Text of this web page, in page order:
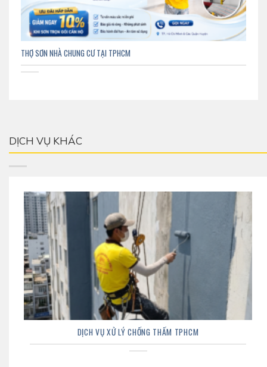
THỢ SƠN NHÀ CHUNG CƯ TẠI TPHCM
DỊCH VỤ KHÁC
DỊCH VỤ XỬ LÝ CHỐNG THẤM TPHCM